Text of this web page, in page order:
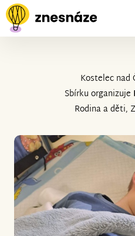
Kostelec nad
Sbírku organizuje
Rodina a děti,